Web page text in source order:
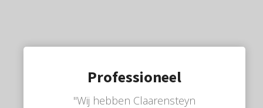
Professioneel
"Wij hebben Claarensteyn